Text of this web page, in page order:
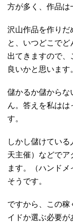
方が多く、作品は
沢山作品を作りだ
と、いつどこで
出てきますので、
良いかと思います
儲かるか儲からな
ん。答えを私は
す。
しかし儲けてい
天主催）などでア
ます。（ハンド
そうです。
ですから、この稼
イドか選ぶ必要が